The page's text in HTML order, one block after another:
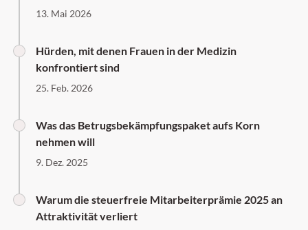
13. Mai 2026
Hürden, mit denen Frauen in der Medizin
konfrontiert sind
25. Feb. 2026
Was das Betrugsbekämpfungspaket aufs Korn
nehmen will
9. Dez. 2025
Warum die steuerfreie Mitarbeiterprämie 2025 an
Attraktivität verliert